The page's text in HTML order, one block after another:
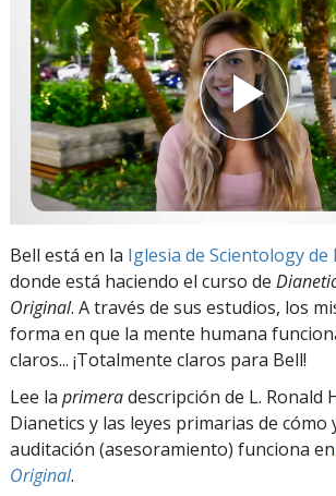
Bell está en la Iglesia de Scientology de
donde está haciendo el curso de
Original. A través de sus estudios, los
forma en que la mente humana
claros... ¡Totalmente claros para Bell!
Lee la primeradescripción de L. Ronald
Dianetics y las leyes primarias de cómo
auditación (asesoramiento) funciona en
Original.